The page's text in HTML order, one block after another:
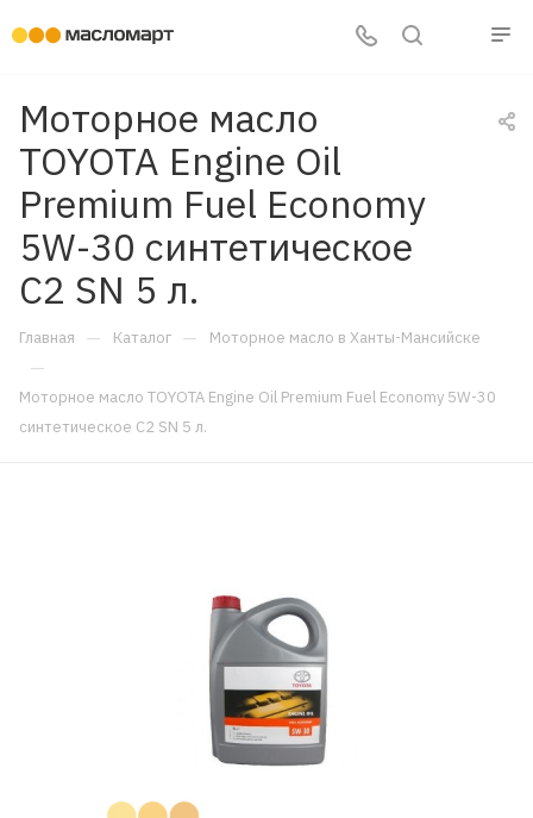
Моторное масло
TOYOTA Engine Oil
Premium Fuel Economy
5W-30 синтетическое
C2 SN 5 л.
Главная — Каталог — Моторное масло в Ханты-Мансийске
—
Моторное масло TOYOTA Engine Oil Premium Fuel Economy 5W-30
синтетическое C2 SN 5 л.